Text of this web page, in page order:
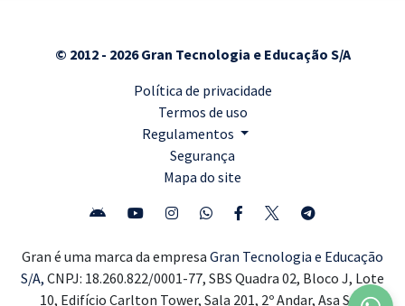
© 2012 - 2026 Gran Tecnologia e Educação S/A
Política de privacidade
Termos de uso
Regulamentos
Segurança
Mapa do site
Gran é uma marca da empresa Gran Tecnologia e Educação
S/A, CNPJ: 18.260.822/0001-77, SBS Quadra 02, Bloco J, Lote
10, Edifício Carlton Tower, Sala 201, 2º Andar, Asa Sul,